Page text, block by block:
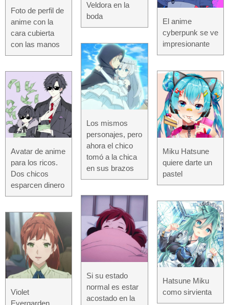
Foto de perfil de
anime con la
cara cubierta
con las manos
Avatar de anime
para los ricos.
Dos chicos
esparcen dinero
Violet
Veldora en la
boda
Los mismos
personajes, pero
ahora el chico
tomó a la chica
en sus brazos
Si su estado
normal es estar
acostado en la
El anime
cyberpunk se ve
impresionante
Miku Hatsune
quiere darte un
pastel
Hatsune Miku
como sirvienta